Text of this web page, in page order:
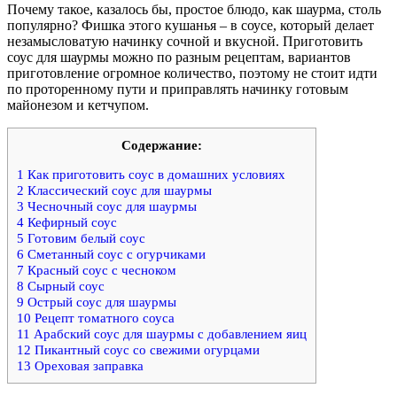
Почему такое, казалось бы, простое блюдо, как шаурма, столь
популярно? Фишка этого кушанья – в соусе, который делает
незамысловатую начинку сочной и вкусной. Приготовить
соус для шаурмы можно по разным рецептам, вариантов
приготовление огромное количество, поэтому не стоит идти
по проторенному пути и приправлять начинку готовым
майонезом и кетчупом.
Содержание:
1 Как приготовить соус в домашних условиях
2 Классический соус для шаурмы
3 Чесночный соус для шаурмы
4 Кефирный соус
5 Готовим белый соус
6 Сметанный соус с огурчиками
7 Красный соус с чесноком
8 Сырный соус
9 Острый соус для шаурмы
10 Рецепт томатного соуса
11 Арабский соус для шаурмы с добавлением яиц
12 Пикантный соус со свежими огурцами
13 Ореховая заправка